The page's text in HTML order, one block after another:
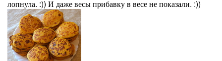
лопнула. :)) И даже весы прибавку в весе не показали. :))